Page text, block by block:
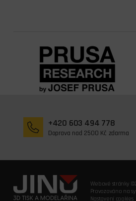
+420 603 494 778
Doprava nad 2500 Kč zdarma
Webové stránky
Provozováno na
Nastavení cookies